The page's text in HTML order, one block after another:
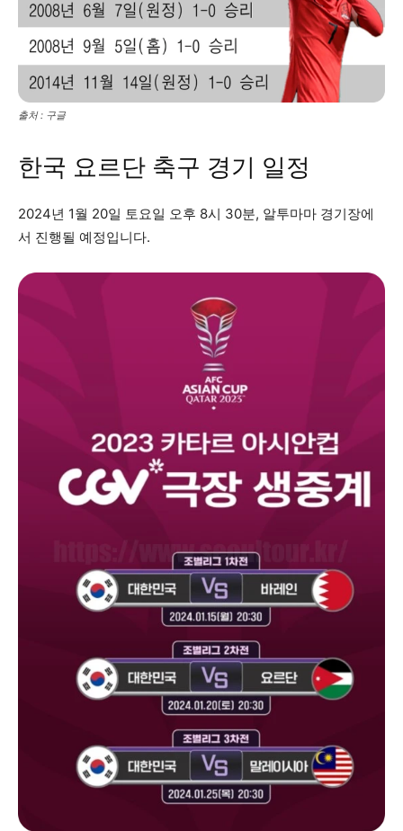
출처 : 구글
한국 요르단 축구 경기 일정
2024년 1월 20일 토요일 오후 8시 30분, 알투마마 경기장에
서 진행될 예정입니다.